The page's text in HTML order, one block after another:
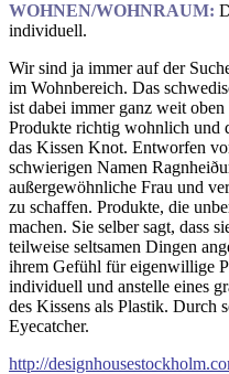
WOHNEN/WOHNRAUM:
individuell.
Wir sind ja immer auf der
im Wohnbereich. Das
ist dabei immer ganz weit
Produkte richtig wohnlich und
das Kissen Knot. Entworfen
schwierigen Namen
außergewöhnliche Frau und
zu schaffen. Produkte, die
machen. Sie selber sagt, dass
teilweise seltsamen Dingen
ihrem Gefühl für eigenwillige
individuell und anstelle eines
des Kissens als Plastik. Durch
Eyecatcher.
http://